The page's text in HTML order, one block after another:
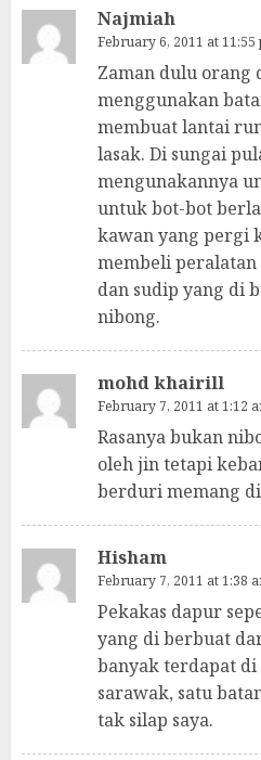
Najmiah
February 6, 2011 at 11:55
Zaman dulu orang
menggunakan
membuat lantai
lasak. Di sungai
mengunakannya
untuk bot-bot
kawan yang pergi
membeli
dan sudip yang di
nibong.
mohd khairill
February 7, 2011 at 1:12
Rasanya bukan
oleh jin tetapi
berduri memang
Hisham
February 7, 2011 at 1:38
Pekakas dapur
yang di berbuat
banyak terdapat
sarawak, satu
tak silap saya.